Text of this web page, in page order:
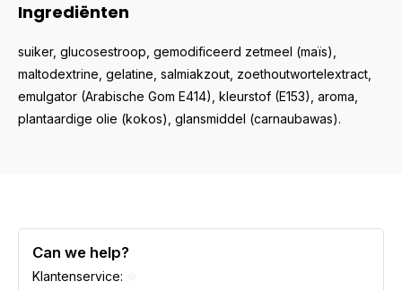
Ingrediënten
suiker, glucosestroop, gemodificeerd zetmeel (maïs),
maltodextrine, gelatine, salmiakzout, zoethoutwortelextract,
emulgator (Arabische Gom E414), kleurstof (E153), aroma,
plantaardige olie (kokos), glansmiddel (carnaubawas).
Can we help?
Klantenservice: